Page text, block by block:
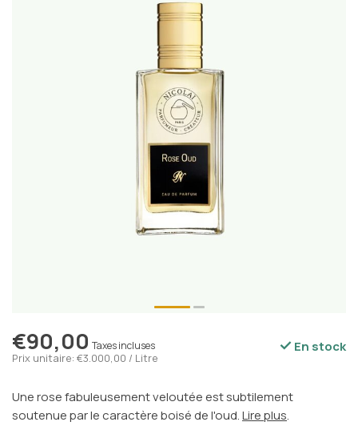
€90,00 Taxes incluses
Prix unitaire: €3.000,00 / Litre
En stock
Une rose fabuleusement veloutée est subtilement
soutenue par le caractère boisé de l'oud.Lire plus.